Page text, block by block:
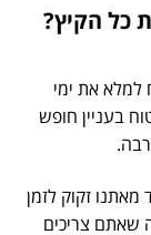
כל הקיץ?
למלא את ימי
בעניין חופש
זקוק לזמן
שאתם צריכים